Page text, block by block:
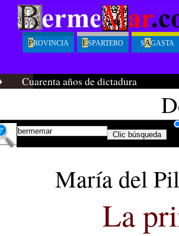
PROVINCIA ESPARTERO SAGASTA
Cuarenta años de dictadura
María del
La